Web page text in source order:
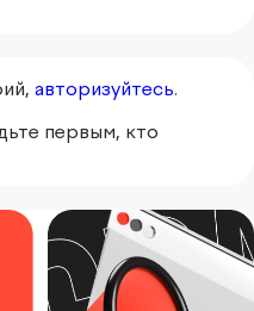
авторизуйтесь.
первым, кто